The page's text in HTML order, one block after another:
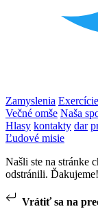
Zamyslenia Exercície
Večné omše Naša
Hlasy kontakty dar
Ľudové misie
Našli ste na stránke
odstránili. Ďakujeme!
Vrátiť sa na